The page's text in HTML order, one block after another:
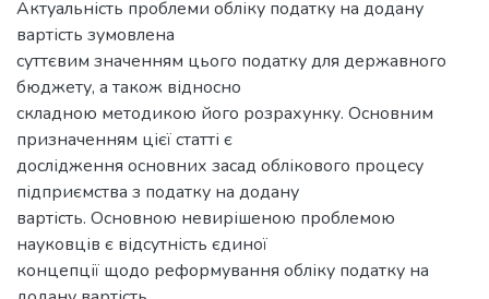
Актуальність проблеми обліку податку на додану
вартість зумовлена
суттєвим значенням цього податку для державного
бюджету, а також відносно
складною методикою його розрахунку. Основним
призначенням цієї статті є
дослідження основних засад облікового процесу
підприємства з податку на додану
вартість. Основною невирішеною проблемою
науковців є відсутність єдиної
концепції щодо реформування обліку податку на